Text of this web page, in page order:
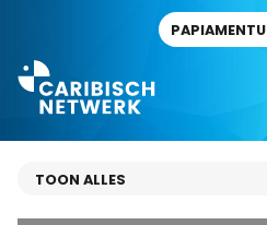
PAPIAMENTU